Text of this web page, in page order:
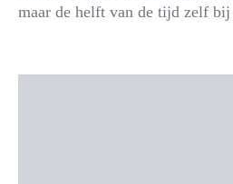
maar de helft van de tijd zelf